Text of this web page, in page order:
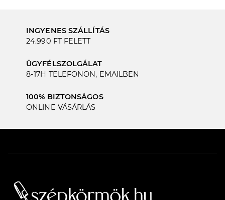
INGYENES SZÁLLÍTÁS
24.990 FT FELETT
ÜGYFÉLSZOLGÁLAT
8-17H TELEFONON, EMAILBEN
100% BIZTONSÁGOS
ONLINE VÁSÁRLÁS